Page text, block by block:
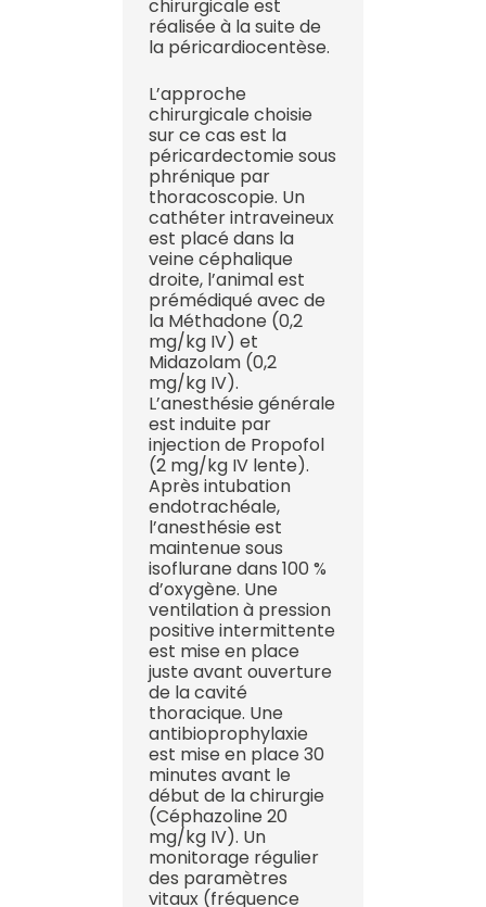
chirurgicale est
réalisée à la suite de
la péricardiocentèse.
L’approche
chirurgicale choisie
sur ce cas est la
péricardectomie sous
phrénique par
thoracoscopie. Un
cathéter intraveineux
est placé dans la
veine céphalique
droite, l’animal est
prémédiqué avec de
la Méthadone (0,2
mg/kg IV) et
Midazolam (0,2
mg/kg IV).
L’anesthésie générale
est induite par
injection de Propofol
(2 mg/kg IV lente).
Après intubation
endotrachéale,
l’anesthésie est
maintenue sous
isoflurane dans 100 %
d’oxygène. Une
ventilation à pression
positive intermittente
est mise en place
juste avant ouverture
de la cavité
thoracique. Une
antibioprophylaxie
est mise en place 30
minutes avant le
début de la chirurgie
(Céphazoline 20
mg/kg IV). Un
monitorage régulier
des paramètres
vitaux (fréquence